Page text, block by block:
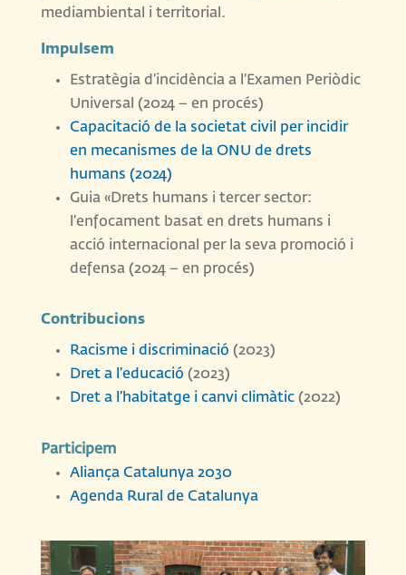
mediambiental i territorial.
Impulsem
Estratègia d’incidència a l’Examen Periòdic
Universal (2024 – en procés)
Capacitació de la societat civil per incidir
en mecanismes de la ONU de drets
humans (2024)
Guia «Drets humans i tercer sector:
l’enfocament basat en drets humans i
acció internacional per la seva promoció i
defensa (2024 – en procés)
Contribucions
Racisme i discriminació (2023)
Dret a l’educació (2023)
Dret a l’habitatge i canvi climàtic(2022)
Participem
Aliança Catalunya 2030
Agenda Rural de Catalunya